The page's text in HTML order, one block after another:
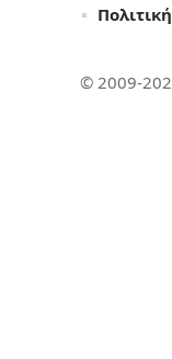
© 2009-